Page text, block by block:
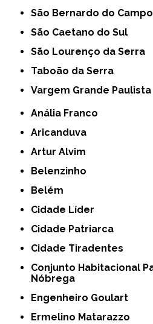
São Bernardo do Campo
São Caetano do Sul
São Lourenço da Serra
Taboão da Serra
Vargem Grande Paulista
Anália Franco
Aricanduva
Artur Alvim
Belenzinho
Belém
Cidade Líder
Cidade Patriarca
Cidade Tiradentes
Conjunto Habitacional Padre Manoel da
Nóbrega
Engenheiro Goulart
Ermelino Matarazzo